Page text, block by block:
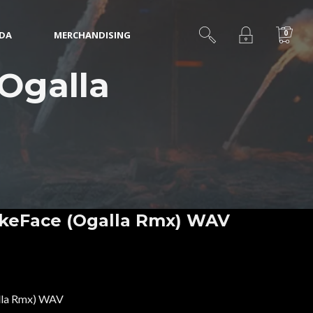
MERCHANDISING 0
(Ogalla Rmx) WAV
Rmx) WAV